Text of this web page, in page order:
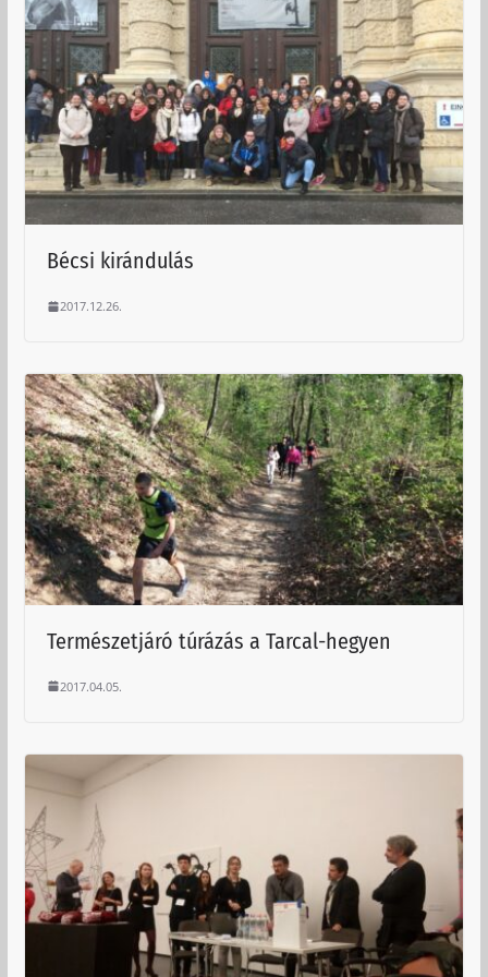
Bécsi kirándulás
2017.12.26.
Természetjáró túrázás a Tarcal-hegyen
2017.04.05.